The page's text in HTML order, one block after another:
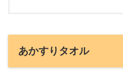
あかすりタオル